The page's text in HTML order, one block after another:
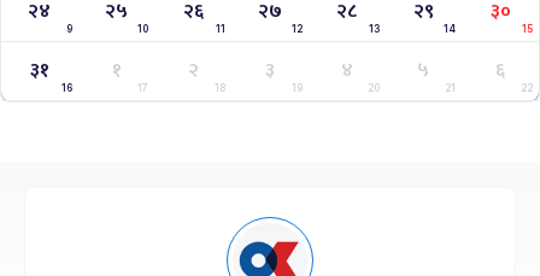
२४
9
२५
10
२६
11
२७
12
२८
13
२९
14
३०
15
३१
16
१
17
२
18
३
19
४
20
५
21
६
22